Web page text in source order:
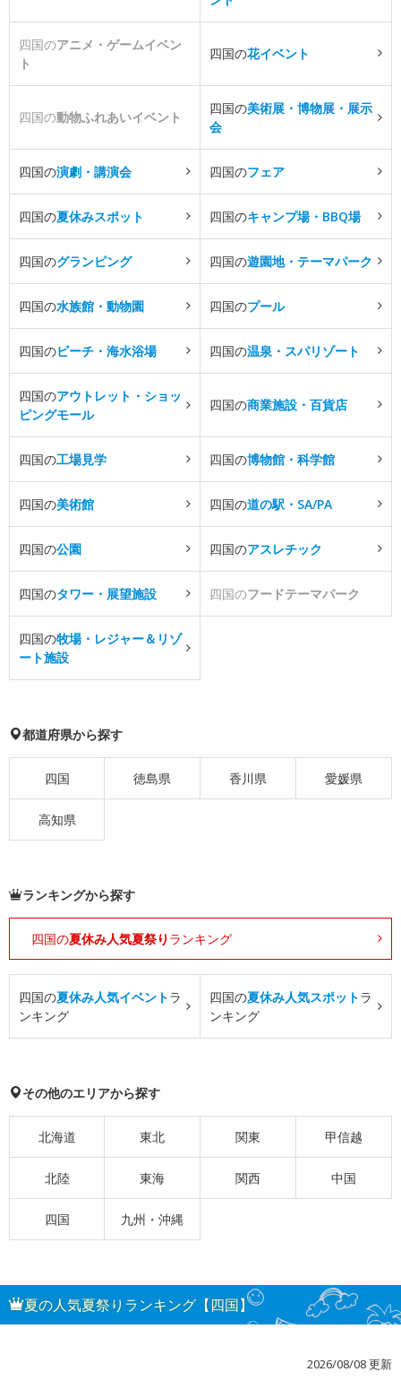
四国のアニメ・ゲームイベン
ト
四国の花イベント
四国の動物ふれあいイベント
四国の美術展・博物展・展示
会
四国の演劇・講演会 四国のフェア
四国の夏休みスポット 四国のキャンプ場・BBQ場
四国のグランピング 四国の遊園地・テーマパーク
四国の水族館・動物園 四国のプール
四国のビーチ・海水浴場 四国の温泉・スパリゾート
四国のアウトレット・ショッ
ピングモール
四国の商業施設・百貨店
四国の工場見学 四国の博物館・科学館
四国の美術館 四国の道の駅・SA/PA
四国の公園 四国のアスレチック
四国のタワー・展望施設 四国のフードテーマパーク
四国の牧場・レジャー＆リゾ
ート施設
都道府県から探す
四国 徳島県 香川県 愛媛県
高知県
ランキングから探す
四国の夏休み人気夏祭り ランキング
四国の夏休み人気イベントラ
ンキング
四国の夏休み人気スポットラ
ンキング
その他のエリアから探す
北海道 東北 関東 甲信越
北陸 東海 関西 中国
四国 九州・沖縄
夏の人気夏祭りランキング【四国】
2026/08/08 更新